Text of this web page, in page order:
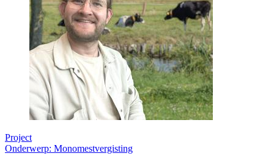
Project
Onderwerp: Monomestvergisting